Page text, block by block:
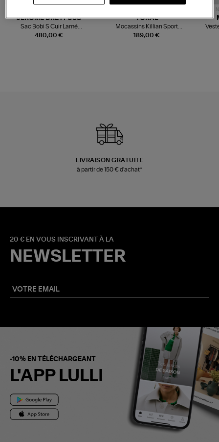
480,00 €
JEROME DREYFUSS
Sac Bobi S Cuir Lamé
Champagne
189,00 €
TORAL
Mocassins Killian Sport
Mousse
LIVRAISON GRATUITE
à partir de 150 € d'achat*
20 € EN VOUS INSCRIVANT À LA
NEWSLETTER
-10% EN TÉLÉCHARGEANT
L'APP LULLI